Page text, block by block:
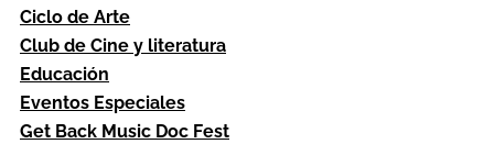
Ciclo de Arte
Club de Cine y literatura
Educación
Eventos Especiales
Get Back Music Doc Fest